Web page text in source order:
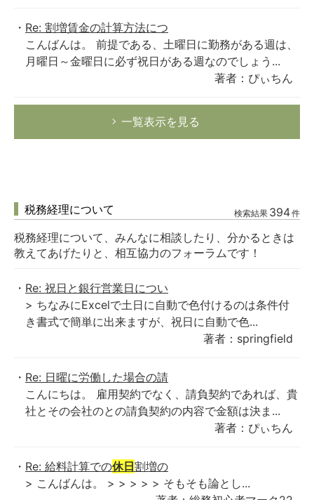
Re: 割増賃金の計算方法につ
こんばんは。 前提である、土曜日に勤務がある週は、
月曜日～金曜日に必ず祝日がある週なのでしょう...
著者：ぴぃちん
一覧表示を見る
税務経理について 検索結果 394件
税務経理について、みんなに相談したり、分かるときは
教えてあげたりと、相互協力のフォーラムです！
Re: 祝日と銀行営業日につい
> ちなみにExcelで土日に自動で色付けるのは条件付
き書式で簡単に出来ますが、祝日に自動で色...
著者：springfield
Re: 日曜に労働した場合の請
こんにちは。 雇用契約でなく、請負契約であれば、貴
社とその会社のとの請負契約の内容で金額は決ま...
著者：ぴぃちん
Re: 給料計算での休日割増の
> こんばんは。 > > > > > そもそも論とし...